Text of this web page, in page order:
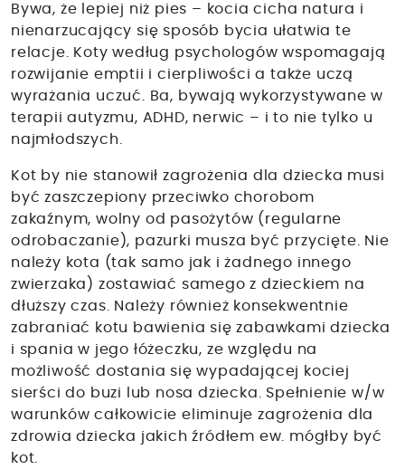
Bywa, że lepiej niż pies – kocia cicha natura i
nienarzucający się sposób bycia ułatwia te
relacje. Koty według psychologów wspomagają
rozwijanie emptii i cierpliwości a także uczą
wyrażania uczuć. Ba, bywają wykorzystywane w
terapii autyzmu, ADHD, nerwic – i to nie tylko u
najmłodszych.
Kot by nie stanowił zagrożenia dla dziecka musi
być zaszczepiony przeciwko chorobom
zakaźnym, wolny od pasożytów (regularne
odrobaczanie), pazurki musza być przycięte. Nie
należy kota (tak samo jak i żadnego innego
zwierzaka) zostawiać samego z dzieckiem na
dłuższy czas. Należy również konsekwentnie
zabraniać kotu bawienia się zabawkami dziecka
i spania w jego łóżeczku, ze względu na
możliwość dostania się wypadającej kociej
sierści do buzi lub nosa dziecka. Spełnienie w/w
warunków całkowicie eliminuje zagrożenia dla
zdrowia dziecka jakich źródłem ew. mógłby być
kot.